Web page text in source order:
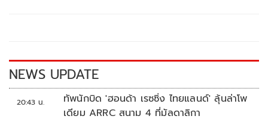
k k
NEWS UPDATE
20:43 น.
ทัพนักบิด 'ฮอนด้า เรซซิ่ง ไทยแลนด์' ลุ้นล่าโพ
เดียม ARRC สนาม 4 ที่มัลดาลิกา